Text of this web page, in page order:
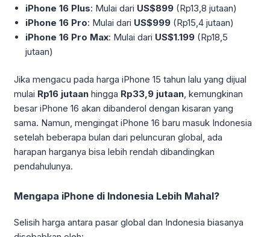
iPhone 16 Plus: Mulai dari US$899 (Rp13,8 jutaan)
iPhone 16 Pro: Mulai dari US$999 (Rp15,4 jutaan)
iPhone 16 Pro Max: Mulai dari US$1.199 (Rp18,5
jutaan)
Jika mengacu pada harga iPhone 15 tahun lalu yang dijual
mulai Rp16 jutaan hingga Rp33,9 jutaan, kemungkinan
besar iPhone 16 akan dibanderol dengan kisaran yang
sama. Namun, mengingat iPhone 16 baru masuk Indonesia
setelah beberapa bulan dari peluncuran global, ada
harapan harganya bisa lebih rendah dibandingkan
pendahulunya.
Mengapa iPhone di Indonesia Lebih Mahal?
Selisih harga antara pasar global dan Indonesia biasanya